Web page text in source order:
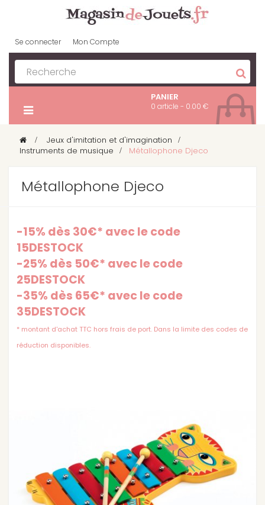
Se connecter Mon Compte
PANIER
0 article - 0.00 €
> Jeux d'imitation et d'imagination >
Instruments de musique > Métallophone Djeco
Métallophone Djeco
-15% dès 30€* avec le code
15DESTOCK
-25% dès 50€* avec le code
25DESTOCK
-35% dès 65€* avec le code
35DESTOCK
* montant d'achat TTC hors frais de port. Dans la limite des codes de
réduction disponibles.